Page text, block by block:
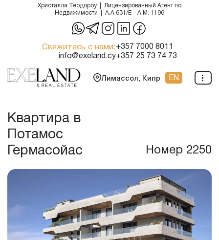
содержимому
Христалла Теодороу | Лицензированный Агент по
Недвижимости | A.A 631/E – A.M. 1196
Свяжитесь с нами:
info@exeland.cy
+357 7000 8011
+357 25 73 74 73
Лимассол, Кипр EN
Квартира в
Потамос
Гермасойас
Номер 2250